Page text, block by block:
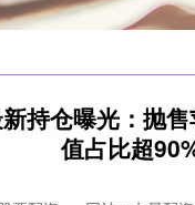
持仓曝光：抛
值占比超